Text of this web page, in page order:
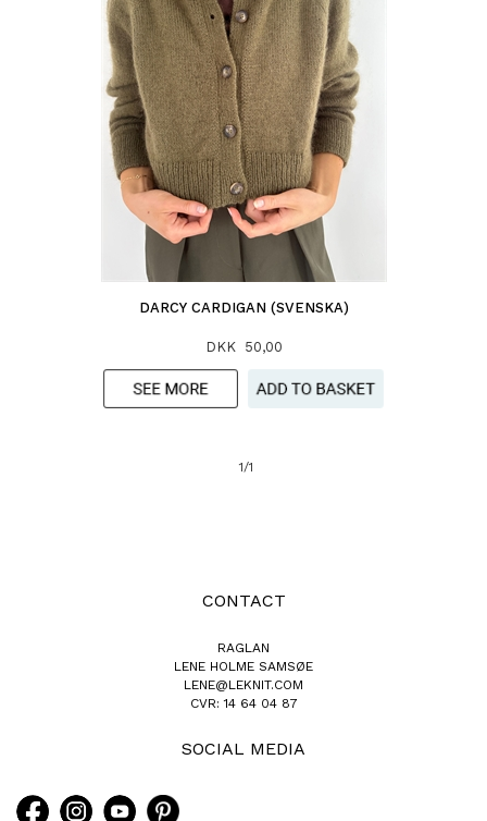
DARCY CARDIGAN (SVENSKA)
DKK 50,00
1/1
CONTACT
RAGLAN
LENE HOLME SAMSØE
LENE@LEKNIT.COM
CVR: 14 64 04 87
SOCIAL MEDIA